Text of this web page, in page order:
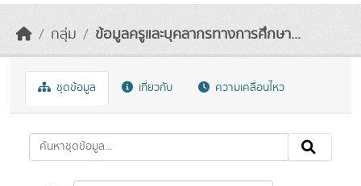
กลุ่ม ข้อมูลครูและบุคลากรทางการศึกษา...
ชุดข้อมูล เกี่ยวกับ ความเคลื่อนไหว